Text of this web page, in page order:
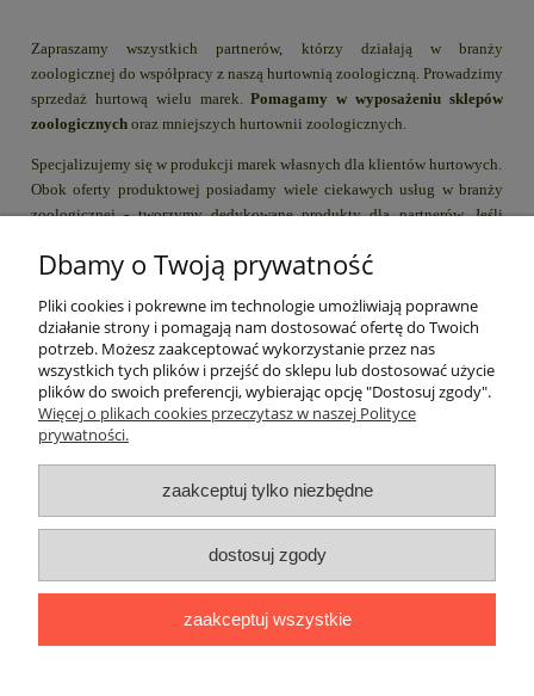
Zapraszamy wszystkich partnerów, którzy działają w branży
zoologicznej do współpracy z naszą hurtownią zoologiczną. Prowadzimy
sprzedaż hurtową wielu marek.Pomagamy w wyposażeniu sklepów
zoologicznych oraz mniejszych hurtownii zoologicznych.
Specjalizujemy się w produkcji marek własnych dla klientów hurtowych.
Obok oferty produktowej posiadamy wiele ciekawych usług w branży
zoologicznej - tworzymy dedykowane produkty dla partnerów. Jeśli
kota z waszą marką (opakowanie + logo) to zapraszamy do kontaktu.
Pomoc
Moje konto
Informacje
Dbamy o Twoją prywatność
Pliki cookies i pokrewne im technologie umożliwiają poprawne
działanie strony i pomagają nam dostosować ofertę do Twoich
potrzeb. Możesz zaakceptować wykorzystanie przez nas
wszystkich tych plików i przejść do sklepu lub dostosować użycie
plików do swoich preferencji, wybierając opcję "Dostosuj zgody".
Więcej o plikach cookies przeczytasz w naszej Polityce
prywatności.
zaakceptuj tylko niezbędne
dostosuj zgody
zaakceptuj wszystkie